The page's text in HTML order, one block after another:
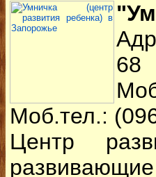
68
Моб.тел.:
Центр